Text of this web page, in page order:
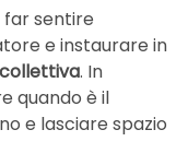
sentire
e instaurare in
. In
quando è il
e lasciare spazio